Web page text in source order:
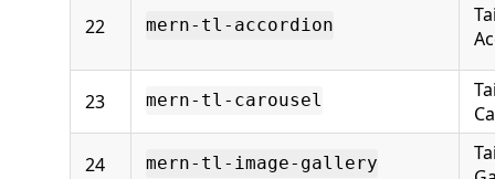
22 mern-tl-accordion
23 mern-tl-carousel
24 mern-tl-image-gallery